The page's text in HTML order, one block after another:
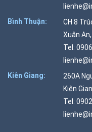
Bình Thuận:
CH 8
Xuân
Tel:
Kiên Giang:
260A
Kiên
Tel: